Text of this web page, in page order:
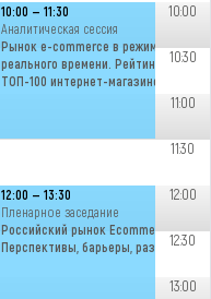
10:00 — 11:30
Аналитическая сессия
Рынок e-commerce в режиме
реального времени. Рейтинг
ТОП-100 интернет-магазинов
12:00 — 13:30
Пленарное заседание
Российский рынок Ecommerce:
Перспективы, барьеры, развитие
10:00
10:30
11:00
11:30
12:00
12:30
13:00